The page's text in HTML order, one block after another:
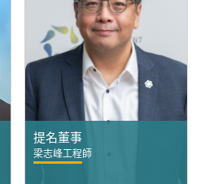
提名董事
梁志峰工程師